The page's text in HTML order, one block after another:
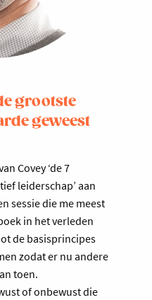
grootste
geweest
Covey ‘de 7
leiderschap’ aan
sessie die me meest
in het verleden
de basisprincipes
zodat er nu andere
toen.
of onbewust die